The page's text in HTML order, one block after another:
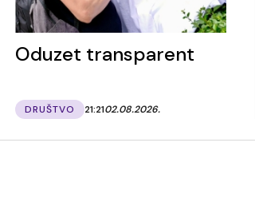
Oduzet transparent
DRUŠTVO 21:2102.08.2026.